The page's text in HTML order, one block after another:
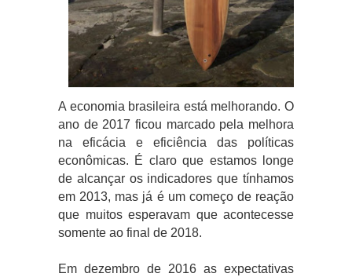
A economia brasileira está melhorando. O
ano de 2017 ficou marcado pela melhora
na eficácia e eficiência das políticas
econômicas. É claro que estamos longe
de alcançar os indicadores que tínhamos
em 2013, mas já é um começo de reação
que muitos esperavam que acontecesse
somente ao final de 2018.
Em dezembro de 2016 as expectativas